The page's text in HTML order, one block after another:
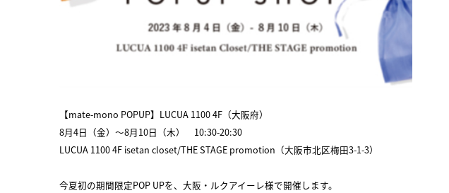
【mate-mono POPUP】LUCUA 1100 4F（大阪府）
8月4日（金）～8月10日（木） 10:30-20:30
LUCUA 1100 4F isetan closet/THE STAGE promotion（大阪市北区梅田3-1-3）
今夏初の期間限定POP UPを、大阪・ルクアイーレ様で開催します。